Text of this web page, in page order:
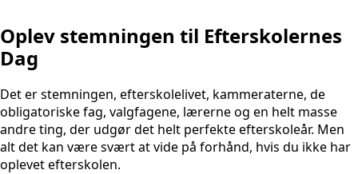
Oplev stemningen til Efterskolernes
Dag
Det er stemningen, efterskolelivet, kammeraterne, de
obligatoriske fag, valgfagene, lærerne og en helt masse
andre ting, der udgør det helt perfekte efterskoleår. Men
alt det kan være svært at vide på forhånd, hvis du ikke har
oplevet efterskolen.